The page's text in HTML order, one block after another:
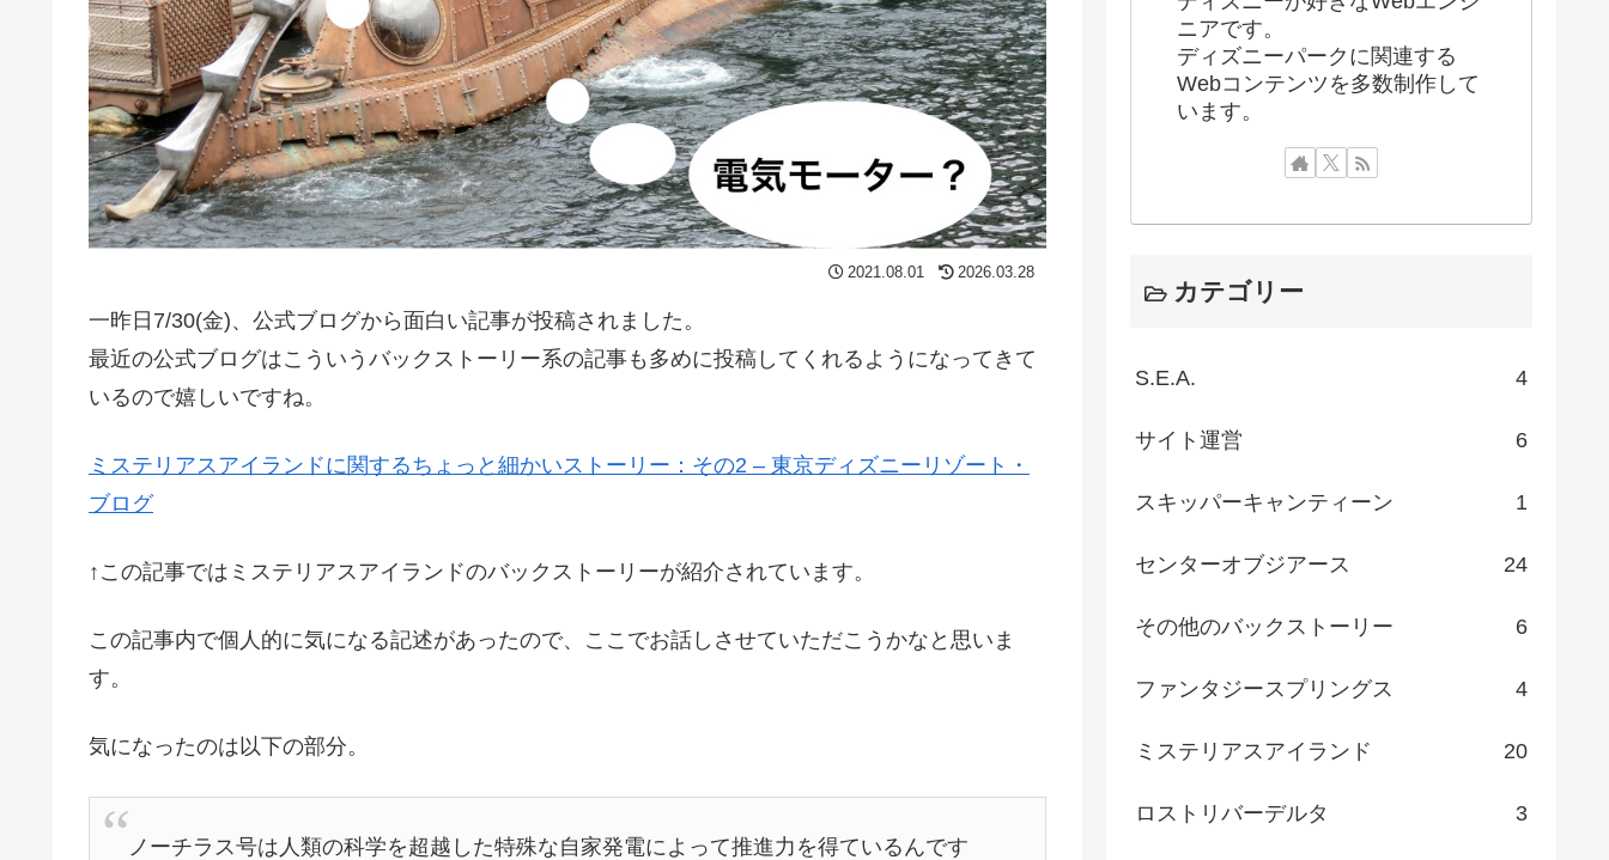
2021.08.01 2026.03.28
一昨日7/30(金)、公式ブログから面白い記事が投稿されました。
最近の公式ブログはこういうバックストーリー系の記事も多めに投稿してくれるようになってきて
いるので嬉しいですね。
ミステリアスアイランドに関するちょっと細かいストーリー：その2 – 東京ディズニーリゾート・
ブログ
↑この記事ではミステリアスアイランドのバックストーリーが紹介されています。
この記事内で個人的に気になる記述があったので、ここでお話しさせていただこうかなと思いま
す。
気になったのは以下の部分。
ノーチラス号は人類の科学を超越した特殊な自家発電によって推進力を得ているんです
ニアです。
ディズニーパークに関連する
Webコンテンツを多数制作して
います。
カテゴリー
S.E.A. 4
サイト運営 6
スキッパーキャンティーン 1
センターオブジアース 24
その他のバックストーリー 6
ファンタジースプリングス 4
ミステリアスアイランド 20
ロストリバーデルタ 3